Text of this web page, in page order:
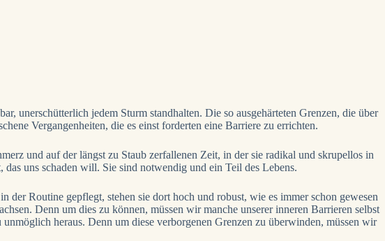
unerschütterlich jedem Sturm standhalten. Die so ausgehärteten Grenzen, die über
Vergangenheiten, die es einst forderten eine Barriere zu errichten.
und auf der längst zu Staub zerfallenen Zeit, in der sie radikal und skrupellos in
uns schaden will. Sie sind notwendig und ein Teil des Lebens.
Routine gepflegt, stehen sie dort hoch und robust, wie es immer schon gewesen
Denn um dies zu können, müssen wir manche unserer inneren Barrieren selbst
heraus. Denn um diese verborgenen Grenzen zu überwinden, müssen wir